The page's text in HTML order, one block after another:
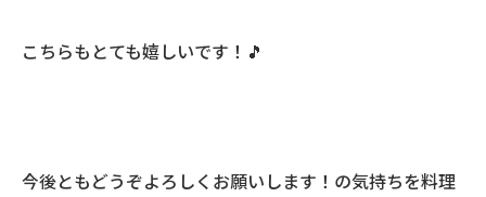
こちらもとても嬉しいです！🎵
今後ともどうぞよろしくお願いします！の気持ちを料理